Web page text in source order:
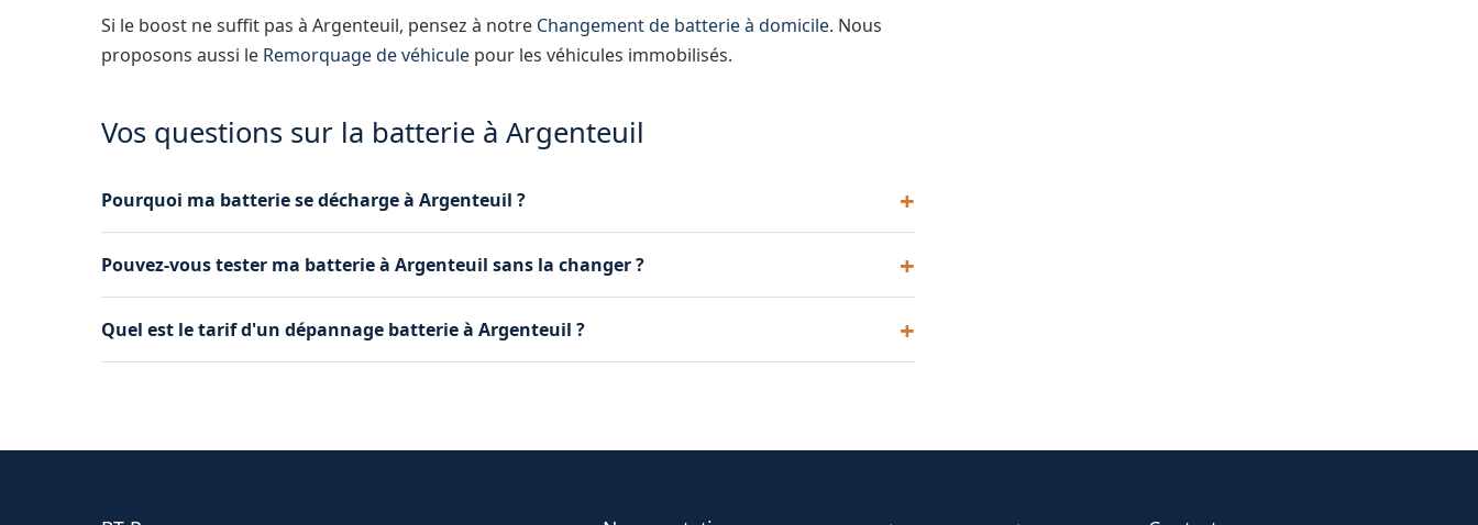
Si le boost ne suffit pas à Argenteuil, pensez à notre Changement de batterie à domicile. Nous
proposons aussi le Remorquage de véhicule pour les véhicules immobilisés.
Vos questions sur la batterie à Argenteuil
Pourquoi ma batterie se décharge à Argenteuil ?
allumés, ou alternateur défaillant. Notre diagnostic permet d'identifier le problème.
Pouvez-vous tester ma batterie à Argenteuil sans la changer ?
donnons un avis honnête : boost suffisant, recharge nécessaire ou remplacement recommandé.
Quel est le tarif d'un dépannage batterie à Argenteuil ?